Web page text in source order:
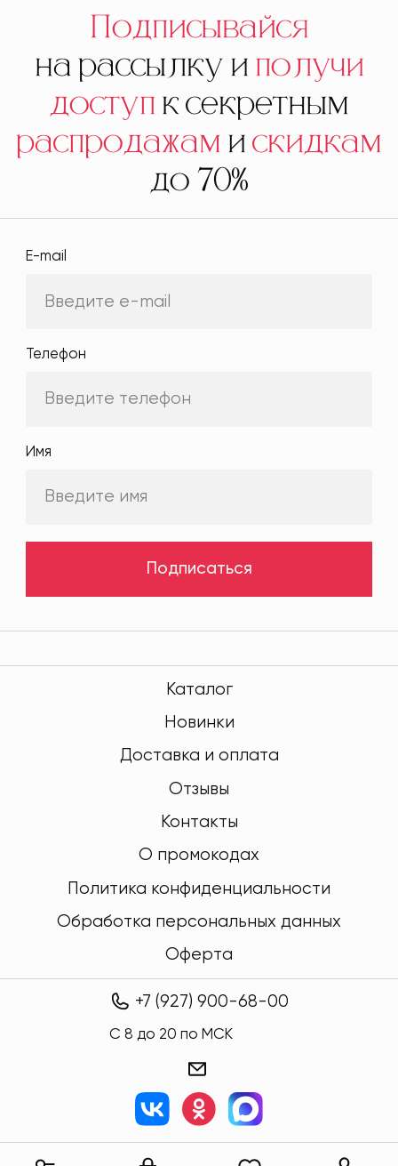
Подписывайся
на рассылку иполучи
доступк секретным
распродажамискидкам
до 70%
E-mail
Телефон
Имя
Подписаться
Каталог
Новинки
Доставка и оплата
Отзывы
Контакты
О промокодах
Политика конфиденциальности
Обработка персональных данных
Оферта
+7 (927) 900-68-00
C 8 до 20 по МСК